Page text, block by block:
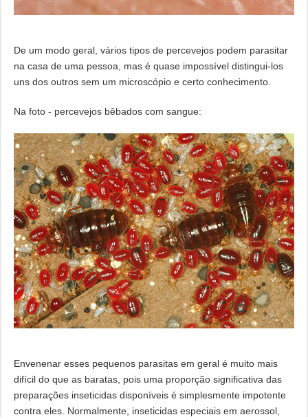
De um modo geral, vários tipos de percevejos podem parasitar
na casa de uma pessoa, mas é quase impossível distingui-los
uns dos outros sem um microscópio e certo conhecimento.
Na foto - percevejos bêbados com sangue:
Envenenar esses pequenos parasitas em geral é muito mais
difícil do que as baratas, pois uma proporção significativa das
preparações inseticidas disponíveis é simplesmente impotente
contra eles. Normalmente, inseticidas especiais em aerossol,